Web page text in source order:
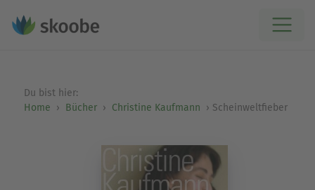
Du bist hier:
Home
Bücher Christine Kaufmann Scheinweltfieber